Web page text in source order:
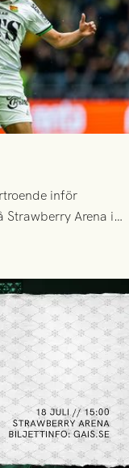
inför
Strawberry Arena i
halvlek av